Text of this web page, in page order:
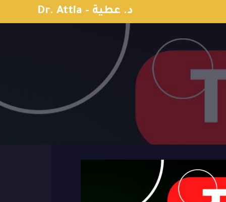
Dr. Attia - د. عطية